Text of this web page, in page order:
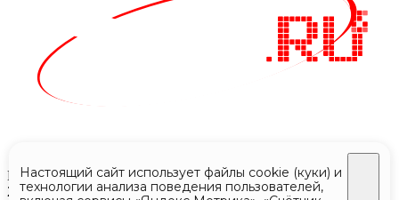
Все права защищены © АО «Телеканал 360»
2024 - 2026
Настоящий сайт использует файлы cookie (куки) и
технологии анализа поведения пользователей,